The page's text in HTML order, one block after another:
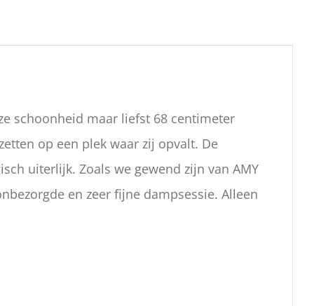
schoonheid maar liefst 68 centimeter
op een plek waar zij opvalt. De
uiterlijk. Zoals we gewend zijn van AMY
en zeer fijne dampsessie. Alleen